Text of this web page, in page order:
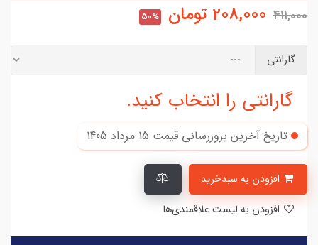
411,000
208,000 تومان 50%
گارانتی
گارانتی را انتخاب کنید.
تاریخ آخرین بروزرسانی قیمت 15 مرداد 1405